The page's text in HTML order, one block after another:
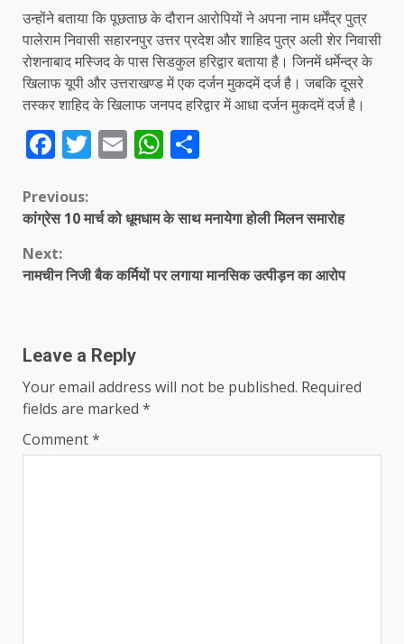
उन्होंने बताया कि पूछताछ के दौरान आरोपियों ने अपना नाम धर्मेंद्र पुत्र
पालेराम निवासी सहारनपुर उत्तर प्रदेश और शाहिद पुत्र अली शेर निवासी
रोशनाबाद मस्जिद के पास सिडकुल हरिद्वार बताया है। जिनमें धर्मेन्द्र के
खिलाफ यूपी और उत्तराखण्ड में एक दर्जन मुकदमें दर्ज है। जबकि दूसरे
तस्कर शाहिद के खिलाफ जनपद हरिद्वार में आधा दर्जन मुकदमें दर्ज है।
Facebook
Twitter
EmailWhatsApp
Continue
Reading
Previous:
कांग्रेस 10 मार्च को धूमधाम के साथ मनायेगा होली मिलन समारोह
Next:
नामचीन निजी बैक कर्मियों पर लगाया मानसिक उत्पीड़न का आरोप
Leave a Reply
Your email address will not be published. Required
fields are marked *
Comment*